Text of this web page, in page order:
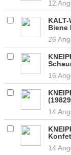
12
KALT-
Biene
26
16
14
14